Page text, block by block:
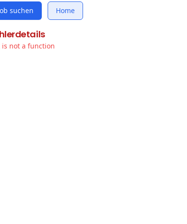
suchen Home
is not a function